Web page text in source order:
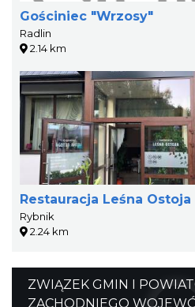
Gościniec "Wrzosy"
Radlin
2.14 km
Restauracja Leśna Ostoja
Rybnik
2.24 km
ZWIĄZEK GMIN I
ZACHODNIEGO